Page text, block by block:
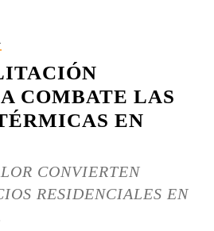
COMBATE LAS
EN
CONVIERTEN
RESIDENCIALES EN